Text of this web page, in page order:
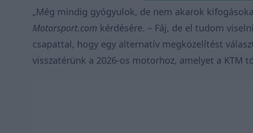
„Még mindig gyógyulok, de nem akarok
Motorsport.com kérdésére. – Fáj, de el tudom
csapattal, hogy egy alternatív megközelítést
visszatérünk a 2026-os motorhoz, amelyet a KTM